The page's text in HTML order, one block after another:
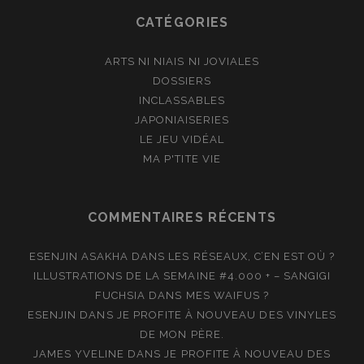
CATÉGORIES
ARTS NI NIAIS NI JOVIALES
DOSSIERS
INCLASSABLES
JAPONIAISERIES
LE JEU VIDÉAL
MA P'TITE VIE
COMMENTAIRES RÉCENTS
ESENJIN ASAKHA DANS LES RÉSEAUX, C’EN EST OÙ ?
ILLUSTRATIONS DE LA SEMAINE #4.000 + – SANGIGI
FUCHSIA DANS MES WAIFUS ?
ESENJIN DANS JE PROFITE À NOUVEAU DES VINYLES
DE MON PÈRE.
JAMES YVELINE DANSJE PROFITE À NOUVEAU DES